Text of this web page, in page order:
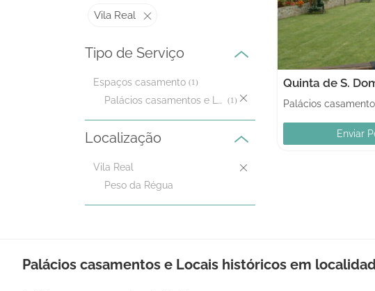
Vila Real
Tipo de Serviço
Espaços casamento (1)
Palácios casamentos e Locais históricos (1)
Localização
Vila Real
Peso da Régua
Enviar
Palácios casamentos e Locais históricos em